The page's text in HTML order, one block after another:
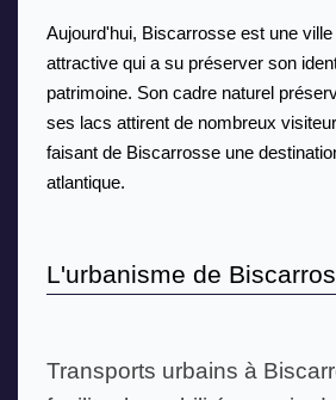
Aujourd'hui, Biscarrosse est une
attractive qui a su préserver son
patrimoine. Son cadre naturel
ses lacs attirent de nombreux
faisant de Biscarrosse une
atlantique.
L'urbanisme de
Transports urbains à